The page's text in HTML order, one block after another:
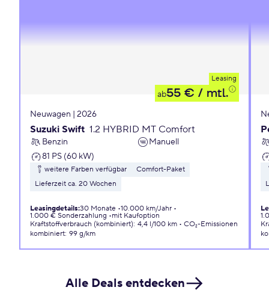
Leasing
ab55 € / mtl.
Neuwagen | 2026
Suzuki Swift 1.2 HYBRID MT Comfort
Benzin
Manuell
81 PS (60 kW)
weitere Farben verfügbar
Comfort-Paket
Lieferzeit ca. 20 Wochen
Leasingdetails:30 Monate 10.000 km/Jahr
1.000 € Sonderzahlung
mit Kaufoption
Kraftstoffverbrauch (kombiniert): 4,4 l/100 km
CO₂-Emissionen
kombiniert: 99 g/km
Alle Deals entdecken